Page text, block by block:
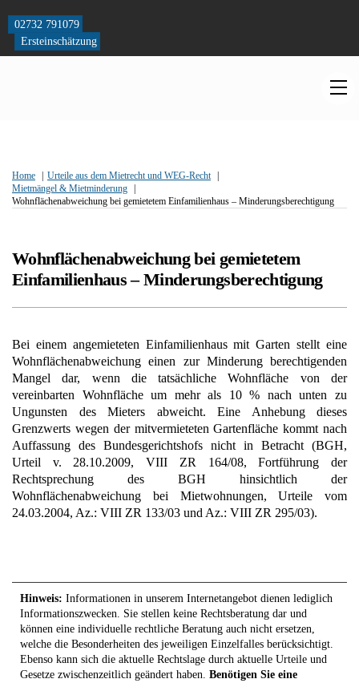
content
02732 791079
Ersteinschätzung
Home
Urteile aus dem Mietrecht und WEG-Recht
Mietmängel & Mietminderung
Wohnflächenabweichung bei gemietetem Einfamilienhaus – Minderungsberechtigung
Wohnflächenabweichung bei gemietetem
Einfamilienhaus – Minderungsberechtigung
Bei einem angemieteten Einfamilienhaus mit Garten stellt eine
Wohnflächenabweichung einen zur Minderung berechtigenden
Mangel dar, wenn die tatsächliche Wohnfläche von der
vereinbarten Wohnfläche um mehr als 10 % nach unten zu
Ungunsten des Mieters abweicht. Eine Anhebung dieses
Grenzwerts wegen der mitvermieteten Gartenfläche kommt nach
Auffassung des Bundesgerichtshofs nicht in Betracht (BGH,
Urteil v. 28.10.2009, VIII ZR 164/08, Fortführung der
Rechtsprechung des BGH hinsichtlich der
Wohnflächenabweichung bei Mietwohnungen, Urteile vom
24.03.2004, Az.: VIII ZR 133/03 und Az.: VIII ZR 295/03).
Hinweis: Informationen in unserem Internetangebot dienen lediglich
Informationszwecken. Sie stellen keine Rechtsberatung dar und
können eine individuelle rechtliche Beratung auch nicht ersetzen,
welche die Besonderheiten des jeweiligen Einzelfalles berücksichtigt.
Ebenso kann sich die aktuelle Rechtslage durch aktuelle Urteile und
Gesetze zwischenzeitlich geändert haben. Benötigen Sie eine